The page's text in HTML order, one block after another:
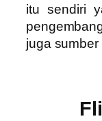
itu sendiri
juga sumber